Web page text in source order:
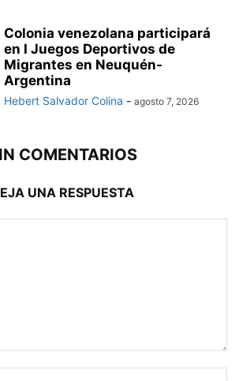
Colonia venezolana participará
en I Juegos Deportivos de
Migrantes en Neuquén-
Argentina
Hebert Salvador Colina - agosto 7, 2026
COMENTARIOS
UNA RESPUESTA